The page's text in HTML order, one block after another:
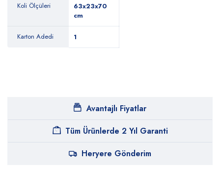
Koli Ölçüleri
63x23x70
cm
Karton Adedi 1
Avantajlı Fiyatlar
Tüm Ürünlerde 2 Yıl Garanti
Heryere Gönderim